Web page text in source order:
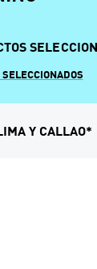
Y CALLAO*